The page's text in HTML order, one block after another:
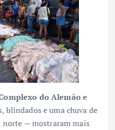
do Alemão e
blindados e uma chuva de
norte — mostraram mais